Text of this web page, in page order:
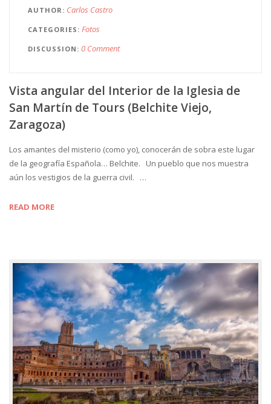
AUTHOR Carlos Castro
CATEGORIES Fotos
DISCUSSION 0 Comment
Vista angular del Interior de la Iglesia de
San Martín de Tours (Belchite Viejo,
Zaragoza)
Los amantes del misterio (como yo), conocerán de sobra este lugar
de la geografía Española… Belchite. Un pueblo que nos muestra
aún los vestigios de la guerra civil. …
READ MORE